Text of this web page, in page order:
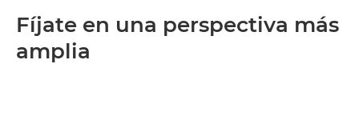
Fíjate en una perspectiva más
amplia